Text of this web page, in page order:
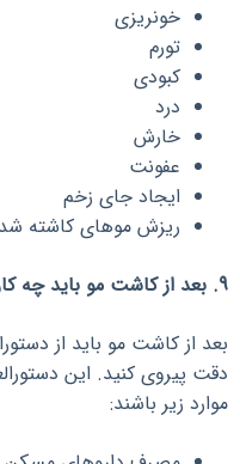
خونریزی
تورم
کبودی
درد
خارش
عفونت
ایجاد جای زخم
ریزش موهای کاشته
9. بعد از کاشت مو باید چه کارهایی انجام دهم؟
بعد از کاشت مو باید از
دقت پیروی کنید. این
موارد زیر باشند: